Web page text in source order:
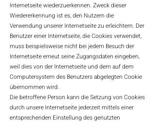
Internetseite wiederzuerkennen. Zweck dieser
Wiedererkennung ist es, den Nutzern die
Verwendung unserer Internetseite zu erleichtern. Der
Benutzer einer Internetseite, die Cookies verwendet,
muss beispielsweise nicht bei jedem Besuch der
Internetseite erneut seine Zugangsdaten eingeben,
weil dies von der Internetseite und dem auf dem
Computersystem des Benutzers abgelegten Cookie
übernommen wird.
Die betroffene Person kann die Setzung von Cookies
durch unsere Internetseite jederzeit mittels einer
entsprechenden Einstellung des genutzten